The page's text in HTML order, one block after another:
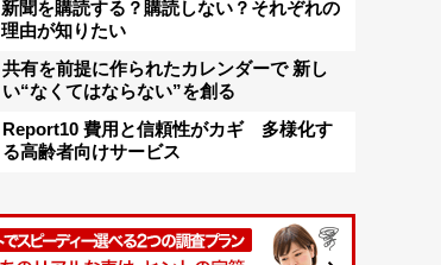
新聞を購読する？購読しない？それぞれの
理由が知りたい
共有を前提に作られたカレンダーで 新し
い“なくてはならない”を創る
Report10 費用と信頼性がカギ 多様化す
る高齢者向けサービス